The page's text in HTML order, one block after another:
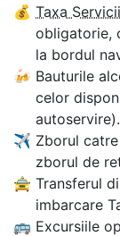
💰 Taxa
obligatorie,
la bordul
🍻 Bauturile
celor
autoservire).
✈ Zborul
zborul de
🚖 Transferul
imbarcare
🚌 Excursiile